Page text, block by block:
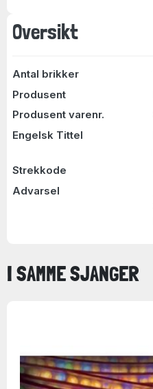
Oversikt
Antal brikker
Produsent
Produsent varenr.
Engelsk Tittel
Strekkode
Advarsel
I SAMME SJANGER